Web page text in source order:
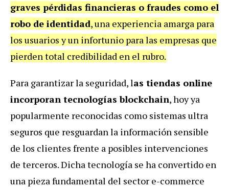
graves pérdidas financieras o fraudes como el
robo de identidad, una experiencia amarga para
los usuarios y un infortunio para las empresas que
pierden total credibilidad en el rubro.
Para garantizar la seguridad, las tiendas online
incorporan tecnologías blockchain, hoy ya
popularmente reconocidas como sistemas ultra
seguros que resguardan la información sensible
de los clientes frente a posibles intervenciones
de terceros. Dicha tecnología se ha convertido en
una pieza fundamental del sector e-commerce